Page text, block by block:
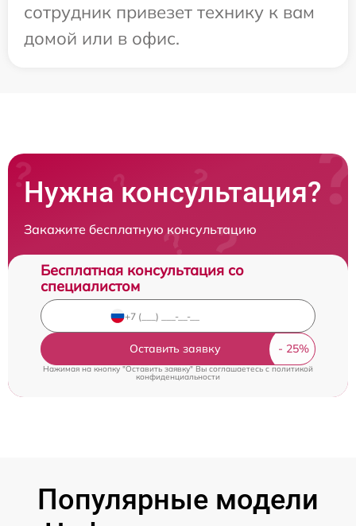
сотрудник привезет технику к вам
домой или в офис.
Нужна консультация?
Закажите бесплатную консультацию
Бесплатная консультация со
специалистом
Оставить заявку
Нажимая на кнопку "Оставить заявку" Вы соглашаетесь cполитикой
конфиденциальности
Популярные модели